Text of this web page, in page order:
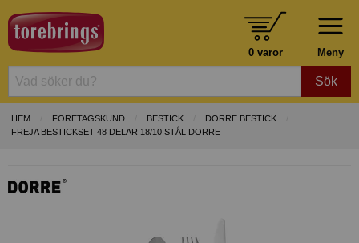
Meny
0 varor
Sök
HEM FÖRETAGSKUND BESTICK
DORRE BESTICK
FREJA BESTICKSET 48 DELAR 18/10 STÅL DORRE